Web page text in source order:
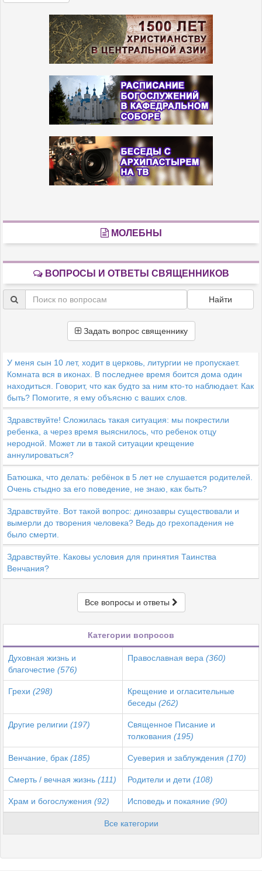
МОЛЕБНЫ
ВОПРОСЫ И ОТВЕТЫ СВЯЩЕННИКОВ
Найти
Задать вопрос священнику
У меня сын 10 лет, ходит в церковь, литургии не пропускает.
Комната вся в иконах. В последнее время боится дома один
находиться. Говорит, что как будто за ним кто-то наблюдает. Как
быть? Помогите, я ему объясню с ваших слов.
Здравствуйте! Сложилась такая ситуация: мы покрестили
ребенка, а через время выяснилось, что ребенок отцу
неродной. Может ли в такой ситуации крещение
аннулироваться?
Батюшка, что делать: ребёнок в 5 лет не слушается родителей.
Очень стыдно за его поведение, не знаю, как быть?
Здравствуйте. Вот такой вопрос: динозавры существовали и
вымерли до творения человека? Ведь до грехопадения не
было смерти.
Здравствуйте. Каковы условия для принятия Таинства
Венчания?
Все вопросы и ответы
Категории вопросов
Духовная жизнь и
благочестие (576)
Православная вера (360)
Грехи (298)
Крещение и огласительные
беседы (262)
Другие религии (197)
Священное Писание и
толкования (195)
Венчание, брак (185) Суеверия и заблуждения (170)
Смерть / вечная жизнь (111) Родители и дети (108)
Храм и богослужения (92) Исповедь и покаяние (90)
Все категории